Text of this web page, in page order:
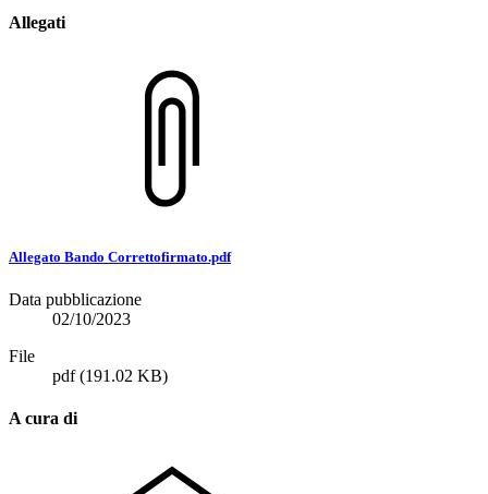
Allegati
Allegato Bando Correttofirmato.pdf
Data pubblicazione
02/10/2023
File
pdf(191.02 KB)
A cura di